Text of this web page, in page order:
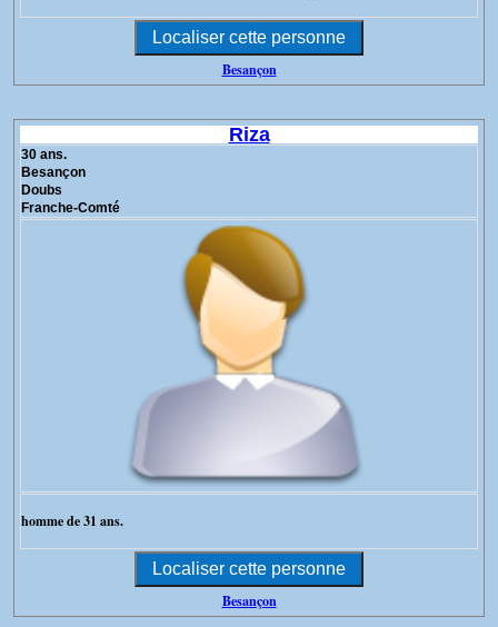
Besançon
Riza
30 ans.
Besançon
Doubs
Franche-Comté
homme de 31 ans.
Besançon